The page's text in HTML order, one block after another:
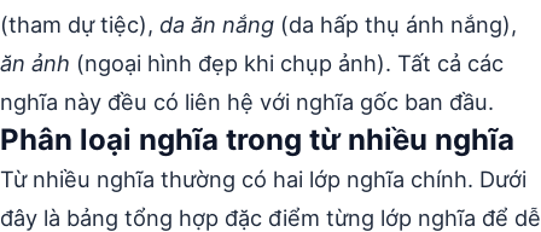
(tham dự tiệc), da ăn nắng (da hấp thụ ánh nắng),
ăn ảnh (ngoại hình đẹp khi chụp ảnh). Tất cả các
nghĩa này đều có liên hệ với nghĩa gốc ban đầu.
Phân loại nghĩa trong từ nhiều nghĩa
Từ nhiều nghĩa thường có hai lớp nghĩa chính. Dưới
đây là bảng tổng hợp đặc điểm từng lớp nghĩa để dễ